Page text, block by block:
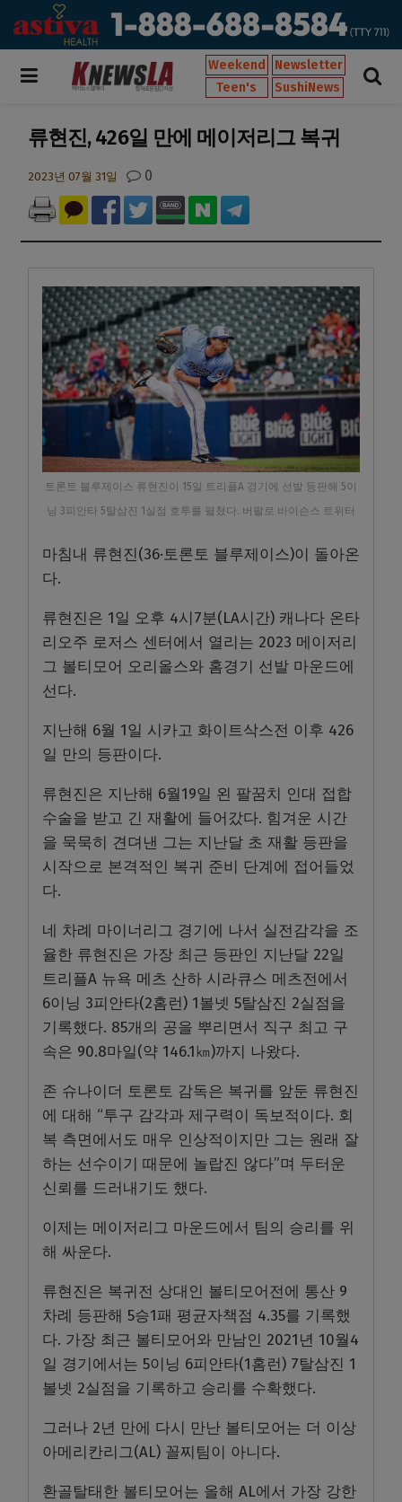
Weekend
Newsletter
Teen's
SushiNews
류현진, 426일 만에 메이저리그 복귀
2023년 07월 31일 0
토론토 블루제이스 류현진이 15일 트리플A 경기에 선발 등판해 5이
닝 3피안타 5탈삼진 1실점 호투를 펼쳤다. 버팔로 바이슨스 트위터
마침내 류현진(36·토론토 블루제이스)이 돌아온
다.
류현진은 1일 오후 4시7분(LA시간) 캐나다 온타
리오주 로저스 센터에서 열리는 2023 메이저리
그 볼티모어 오리올스와 홈경기 선발 마운드에
선다.
지난해 6월 1일 시카고 화이트삭스전 이후 426
일 만의 등판이다.
류현진은 지난해 6월19일 왼 팔꿈치 인대 접합
수술을 받고 긴 재활에 들어갔다. 힘겨운 시간
을 묵묵히 견뎌낸 그는 지난달 초 재활 등판을
시작으로 본격적인 복귀 준비 단계에 접어들었
다.
네 차례 마이너리그 경기에 나서 실전감각을 조
율한 류현진은 가장 최근 등판인 지난달 22일
트리플A 뉴욕 메츠 산하 시라큐스 메츠전에서
6이닝 3피안타(2홈런) 1볼넷 5탈삼진 2실점을
기록했다. 85개의 공을 뿌리면서 직구 최고 구
속은 90.8마일(약 146.1㎞)까지 나왔다.
존 슈나이더 토론토 감독은 복귀를 앞둔 류현진
에 대해 “투구 감각과 제구력이 독보적이다. 회
복 측면에서도 매우 인상적이지만 그는 원래 잘
하는 선수이기 때문에 놀랍진 않다”며 두터운
신뢰를 드러내기도 했다.
이제는 메이저리그 마운드에서 팀의 승리를 위
해 싸운다.
류현진은 복귀전 상대인 볼티모어전에 통산 9
차례 등판해 5승1패 평균자책점 4.35를 기록했
다. 가장 최근 볼티모어와 만남인 2021년 10월4
일 경기에서는 5이닝 6피안타(1홈런) 7탈삼진 1
볼넷 2실점을 기록하고 승리를 수확했다.
그러나 2년 만에 다시 만난 볼티모어는 더 이상
아메리칸리그(AL) 꼴찌팀이 아니다.
환골탈태한 볼티모어는 올해 AL에서 가장 강한